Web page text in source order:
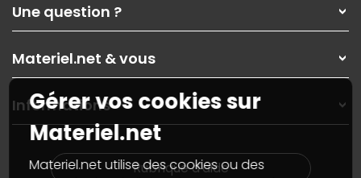
Nos services
Les magasins Materiel.net
Nos solutions pour les pros
Contactez-nous
Une question ?
Paiement, livraison
Garanties,Pack Zen
SAV, demander un retour
Informations
Guides d'achats et tutoriels
Materiel.net & vous
On répare votre PC portable
On rachète votre carte graphique
PC sur mesure : Votre RDV personnalisé
Notre démarche écologique
Materiel.net recrute
Informations
Plan du site
Nos marques
Conditions générales de vente
Rubrique d'aide
Gérer vos cookies sur
Materiel.net
Materiel.net utilise des cookies ou des